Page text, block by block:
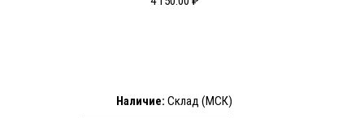
Наличие: Склад (МСК)